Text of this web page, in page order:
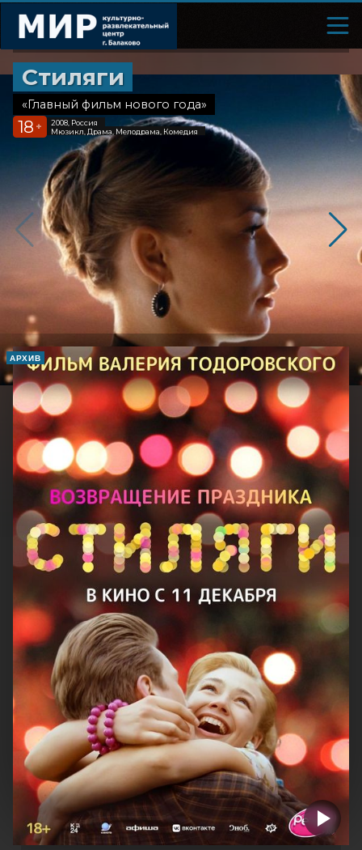
Стиляги
«Главный фильм нового года»
18 +
2008, Россия
Мюзикл, Драма, Мелодрама, Комедия
АРХИВ